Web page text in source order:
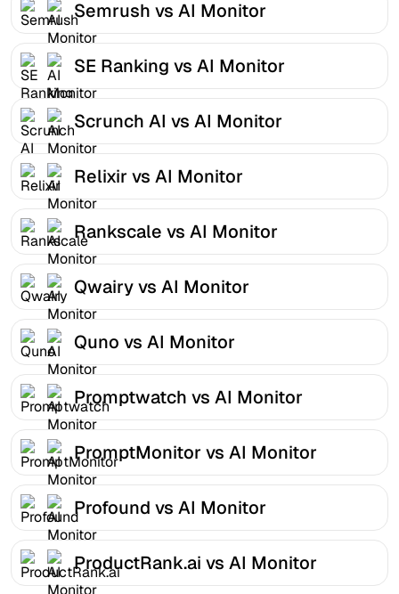
Semrush vs AI Monitor
SE Ranking vs AI Monitor
Scrunch AI vs AI Monitor
Relixir vs AI Monitor
Rankscale vs AI Monitor
Qwairy vs AI Monitor
Quno vs AI Monitor
Promptwatch vs AI Monitor
PromptMonitor vs AI Monitor
Profound vs AI Monitor
ProductRank.ai vs AI Monitor